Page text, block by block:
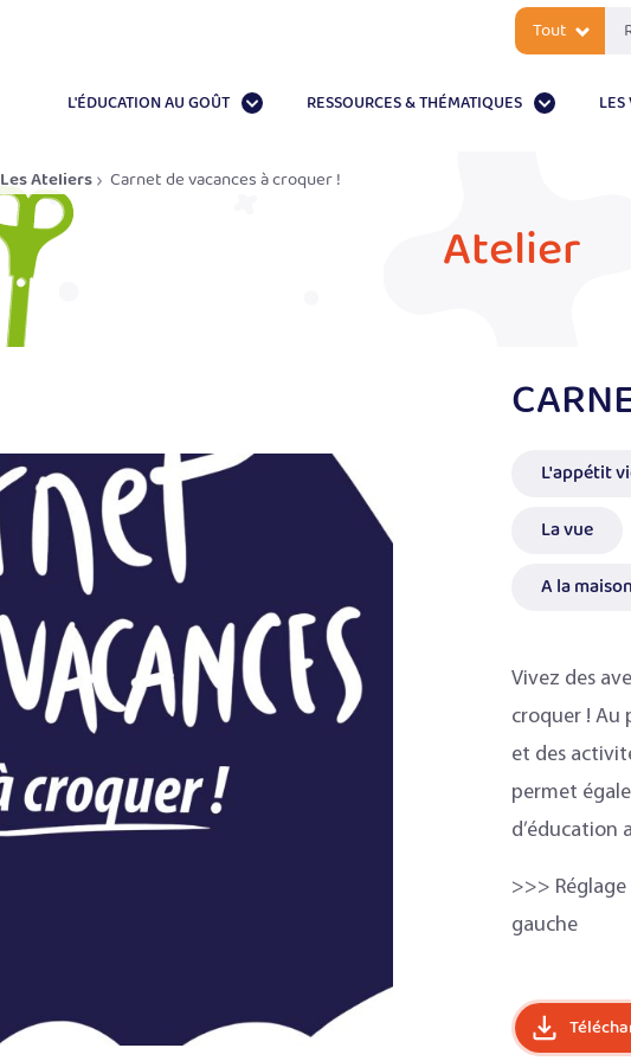
Tout
L'ÉDUCATION AU GOÛT RESSOURCES & THÉMATIQUES LES
Atelier
Les Ateliers Carnet de vacances à croquer !
L'appétit
La vue
A la maison
Vivez des
croquer ! Au
et des
permet
d’éducation
>>>
gauche